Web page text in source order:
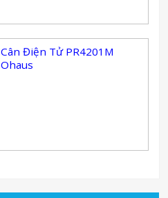
Cân Điện Tử PR4201M
Ohaus